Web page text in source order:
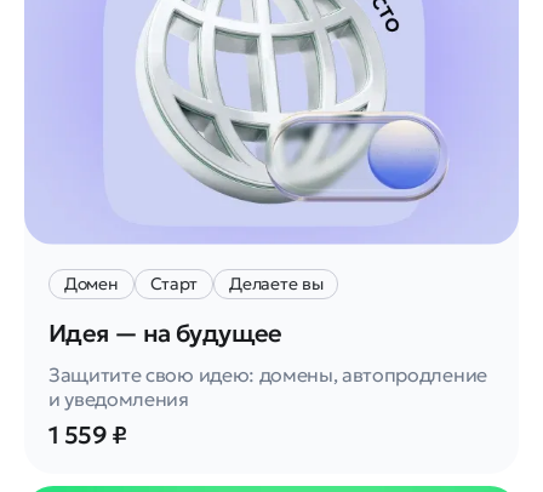
Домен Старт Делаете вы
Идея — на будущее
Защитите свою идею: домены, автопродление
и уведомления
1 559 ₽